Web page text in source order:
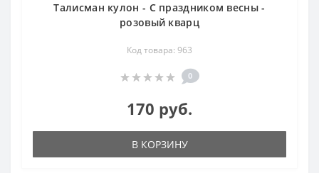
Талисман кулон - С праздником весны -
розовый кварц
Код товара: 963
0
170 руб.
В КОРЗИНУ